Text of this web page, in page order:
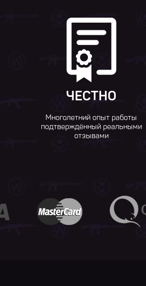
ЧЕСТНО
Многолетний опыт работы
подтверждённый реальными
отзывами